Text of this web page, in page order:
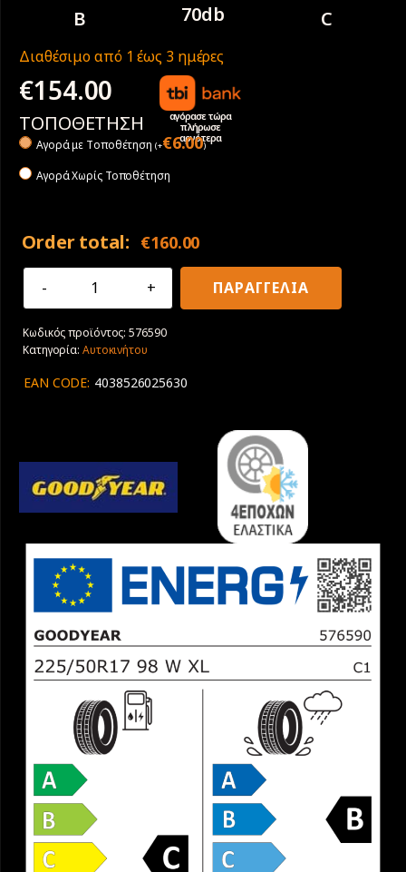
B 70db C
Διαθέσιμο από 1 έως 3 ημέρες
€154.00
αγόρασε τώρα
πλήρωσε
αργότερα
ΤΟΠΟΘΕΤΗΣΗ
Αγορά με Tοποθέτηση (+€6.00)
Αγορά Χωρίς Τοποθέτηση
Order total: €160.00
225/50R17
Goodyear
Vector
Gen-
ΠΑΡΑΓΓΕΛΙΑ
Κωδικός προϊόντος:576590
Κατηγορία: Αυτοκινήτου
EAN CODE: 4038526025630